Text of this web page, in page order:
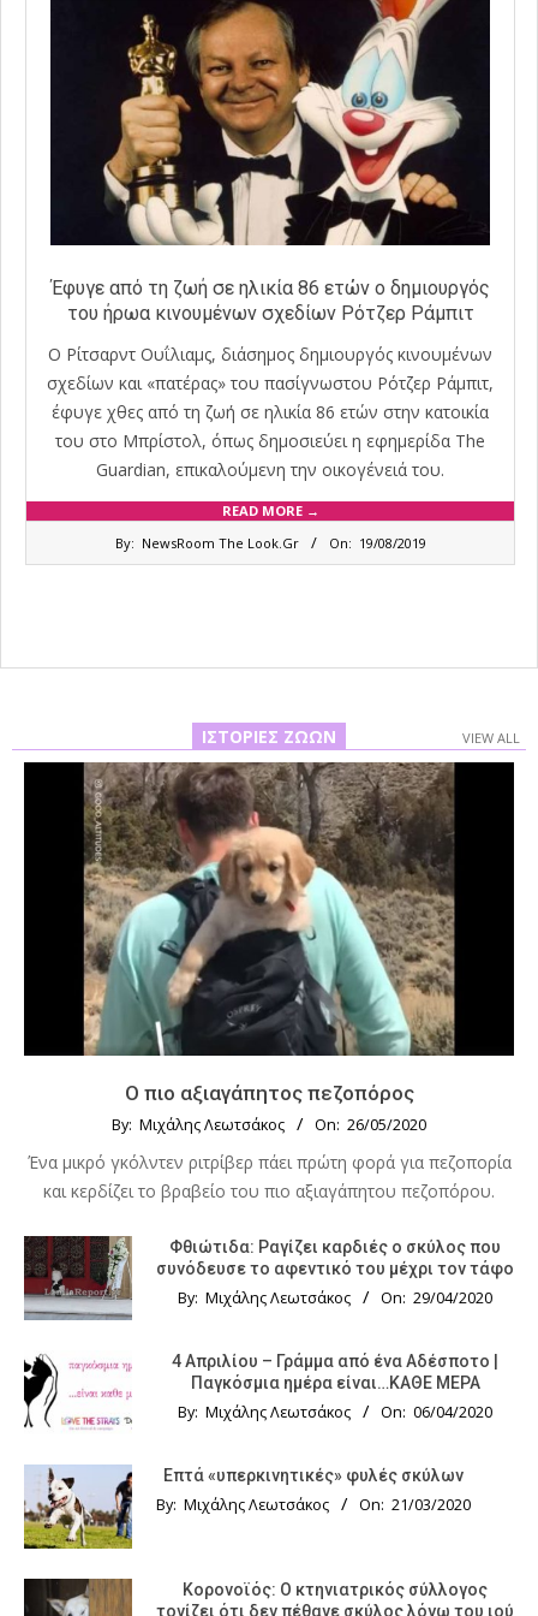
Έφυγε από τη ζωή σε ηλικία 86 ετών ο δημιουργός
του ήρωα κινουμένων σχεδίων Ρότζερ Ράμπιτ
Ο Ρίτσαρντ Ουΐλιαμς, διάσημος δημιουργός κινουμένων
σχεδίων και «πατέρας» του πασίγνωστου Ρότζερ Ράμπιτ,
έφυγε χθες από τη ζωή σε ηλικία 86 ετών στην κατοικία
του στο Μπρίστολ, όπως δημοσιεύει η εφημερίδα The
Guardian, επικαλούμενη την οικογένειά του.
READ MORE →
By: NewsRoom The Look.Gr On: 19/08/2019
ΙΣΤΟΡΊΕΣ ΖΏΩΝ VIEW ALL
Ο πιο αξιαγάπητος πεζοπόρος
By: Μιχάλης Λεωτσάκος On: 26/05/2020
Ένα μικρό γκόλντεν ριτρίβερ πάει πρώτη φορά για πεζοπορία
και κερδίζει το βραβείο του πιο αξιαγάπητου πεζοπόρου.
Φθιώτιδα: Ραγίζει καρδιές ο σκύλος που
συνόδευσε το αφεντικό του μέχρι τον τάφο
By: Μιχάλης Λεωτσάκος On: 29/04/2020
4 Απριλίου – Γράμμα από ένα Αδέσποτο |
Παγκόσμια ημέρα είναι…ΚΑΘΕ ΜΕΡΑ
By: Μιχάλης Λεωτσάκος On: 06/04/2020
Επτά «υπερκινητικές» φυλές σκύλων
By: Μιχάλης Λεωτσάκος On: 21/03/2020
Κορονοϊός: Ο κτηνιατρικός σύλλογος
τονίζει ότι δεν πέθανε σκύλος λόγω του ιού